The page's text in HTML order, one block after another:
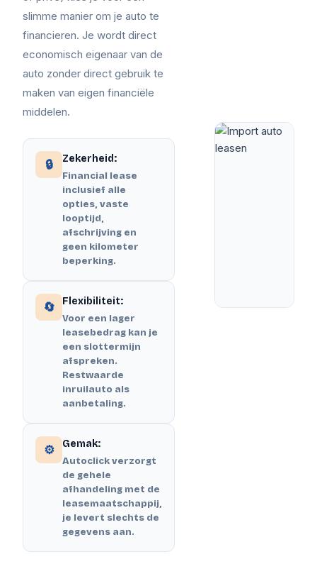
slimme manier om je auto te
financieren. Je wordt direct
economisch eigenaar van de
auto zonder direct gebruik te
maken van eigen financiële
middelen.
🔒 Zekerheid:
Financial lease
inclusief alle
opties, vaste
looptijd,
afschrijving en
geen kilometer
beperking.
🔄 Flexibiliteit:
Voor een lager
leasebedrag kan je
een slottermijn
afspreken.
Restwaarde
inruilauto als
aanbetaling.
⚙️ Gemak:
Autoclick verzorgt
de gehele
afhandeling met de
leasemaatschappij,
je levert slechts de
gegevens aan.